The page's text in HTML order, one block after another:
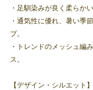
・足馴染みが良く柔らか
・通気性に優れ、暑い季
プ。
・トレンドのメッシュ編
ス。
【デザイン・シルエット】